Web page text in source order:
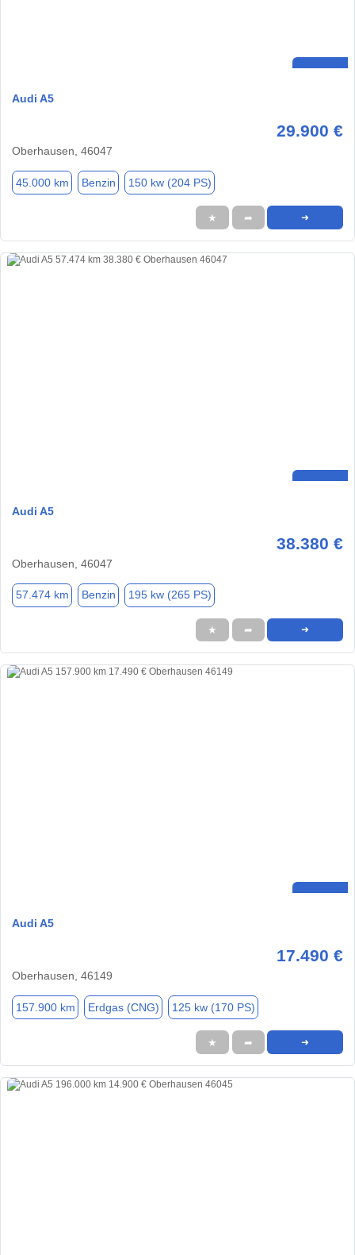
Audi A5
29.900 €
Oberhausen, 46047
45.000 km Benzin 150 kw (204 PS)
★ ➦ ➜
Audi A5
38.380 €
Oberhausen, 46047
57.474 km Benzin 195 kw (265 PS)
★ ➦ ➜
Audi A5
17.490 €
Oberhausen, 46149
157.900 km Erdgas (CNG) 125 kw (170 PS)
★ ➦ ➜